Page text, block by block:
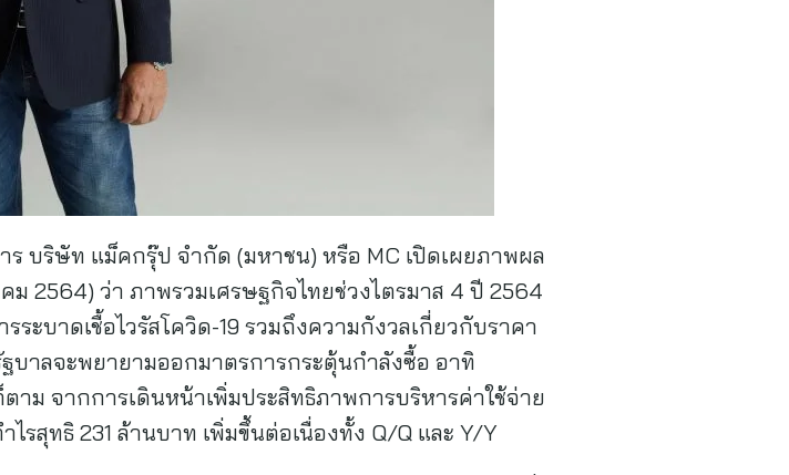
บริษัท แม็คกรุ๊ป จำกัด (มหาชน) หรือ MC เปิดเผยภาพผล
2564) ว่า ภาพรวมเศรษฐกิจไทยช่วงไตรมาส 4 ปี 2564
ะบาดเชื้อไวรัสโควิด-19 รวมถึงความกังวลเกี่ยวกับราคา
บาลจะพยายามออกมาตรการกระตุ้นกำลังซื้อ อาทิ
ตาม จากการเดินหน้าเพิ่มประสิทธิภาพการบริหารค่าใช้จ่าย
สุทธิ 231 ล้านบาท เพิ่มขึ้นต่อเนื่องทั้ง Q/Q และ Y/Y